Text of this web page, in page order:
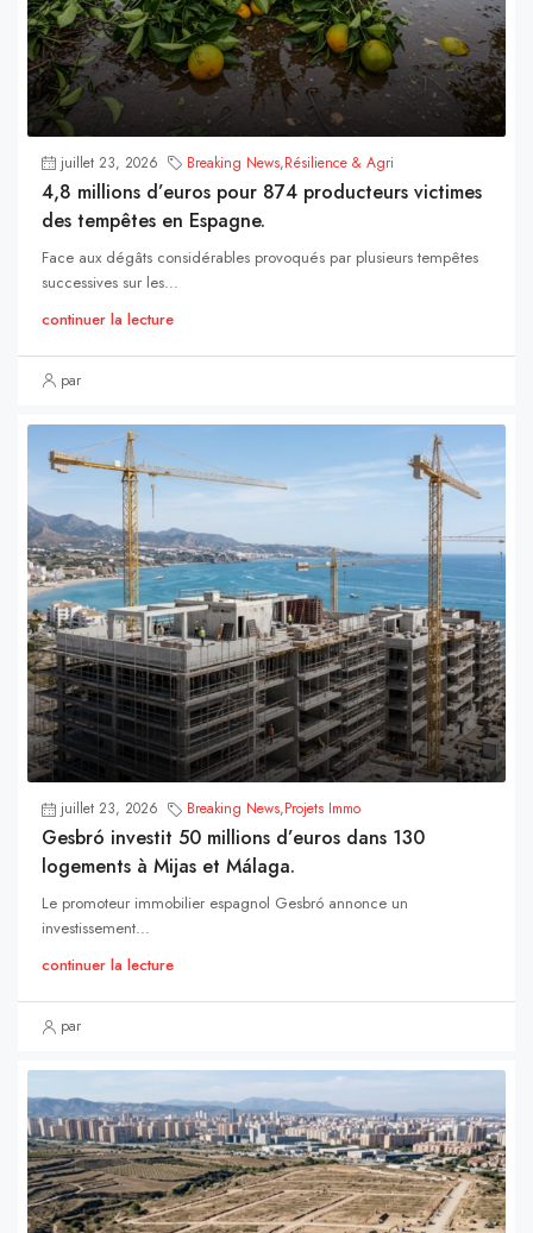
juillet 23, 2026 Breaking News,Résilience & Agri
4,8 millions d’euros pour 874 producteurs victimes
des tempêtes en Espagne.
Face aux dégâts considérables provoqués par plusieurs tempêtes
successives sur les...
continuer la lecture
par
juillet 23, 2026 Breaking News,Projets Immo
Gesbró investit 50 millions d’euros dans 130
logements à Mijas et Málaga.
Le promoteur immobilier espagnol Gesbró annonce un
investissement...
continuer la lecture
par